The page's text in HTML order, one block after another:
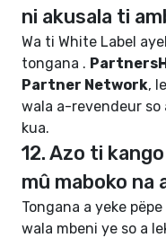
ni akusala ti
Wa ti White Label
tongana .
Partner Network,
wala a-revendeur so
kua.
12. Azo ti
mû maboko na
Tongana a yeke
wala mbeni ye so a